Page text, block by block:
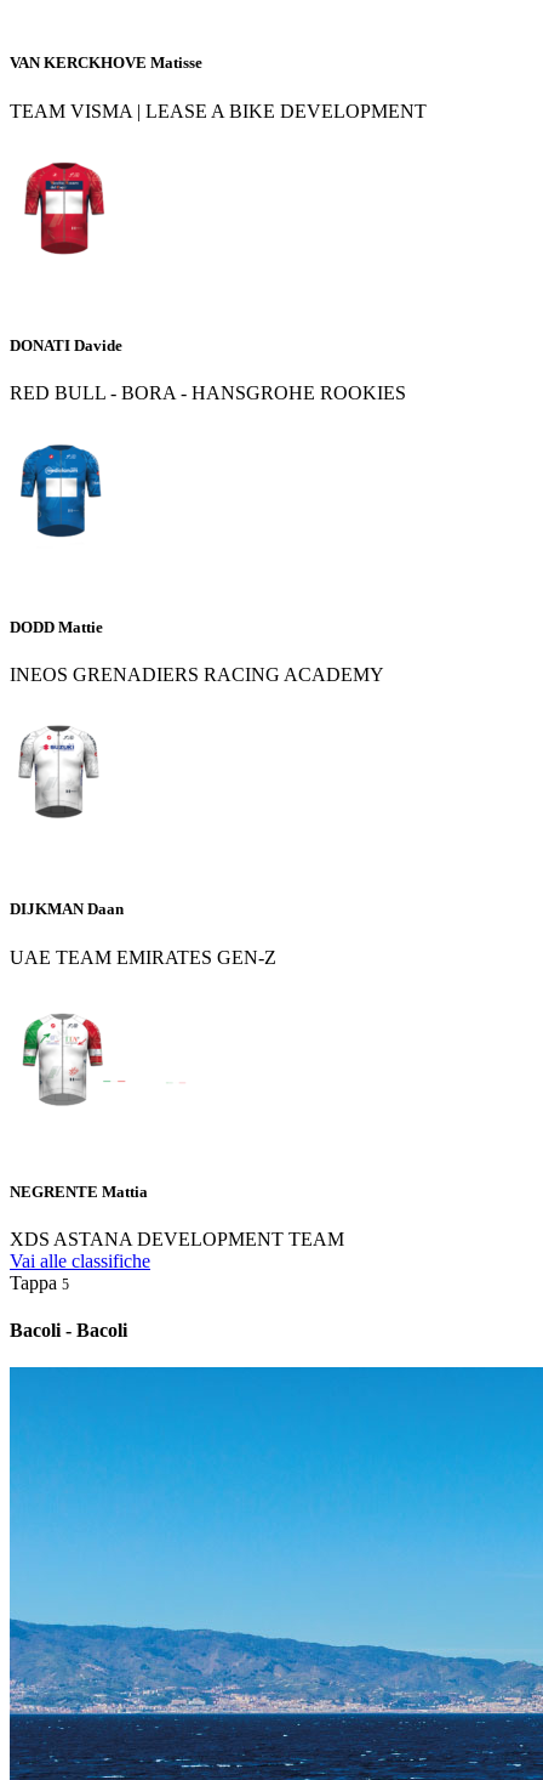
VAN KERCKHOVE Matisse
TEAM VISMA | LEASE A BIKE DEVELOPMENT
DONATI Davide
RED BULL - BORA - HANSGROHE ROOKIES
DODD Mattie
INEOS GRENADIERS RACING ACADEMY
DIJKMAN Daan
UAE TEAM EMIRATES GEN-Z
NEGRENTE Mattia
XDS ASTANA DEVELOPMENT TEAM
Vai alle classifiche
Tappa 5
Bacoli - Bacoli